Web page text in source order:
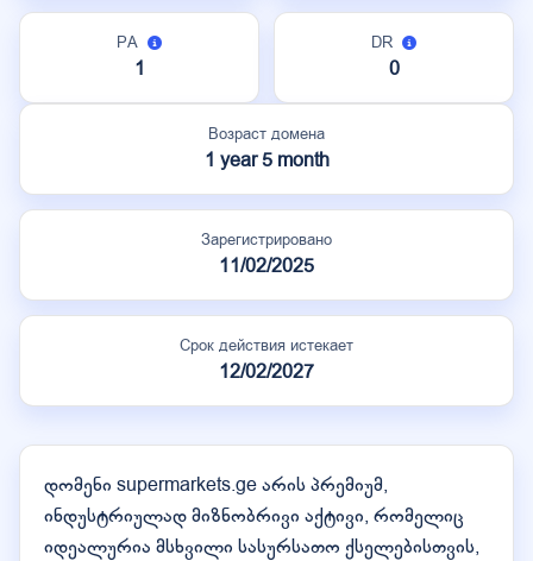
PA
1
DR
0
Возраст домена
1 year 5 month
Зарегистрировано
11/02/2025
Срок действия истекает
12/02/2027
დომენი supermarkets.ge არის პრემიუმ,
ინდუსტრიულად მიზნობრივი აქტივი, რომელიც
იდეალურია მსხვილი სასურსათო ქსელებისთვის,